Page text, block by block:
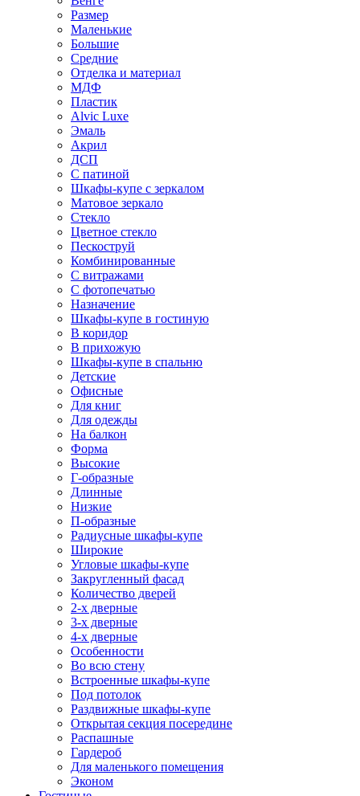
Размер
Маленькие
Большие
Средние
Отделка и материал
МДФ
Пластик
Alvic Luxe
Эмаль
Акрил
ДСП
С патиной
Шкафы-купе с зеркалом
Матовое зеркало
Стекло
Цветное стекло
Пескоструй
Комбинированные
С витражами
С фотопечатью
Назначение
Шкафы-купе в гостиную
В коридор
В прихожую
Шкафы-купе в спальню
Детские
Офисные
Для книг
Для одежды
На балкон
Форма
Высокие
Г-образные
Длинные
Низкие
П-образные
Радиусные шкафы-купе
Широкие
Угловые шкафы-купе
Закругленный фасад
Количество дверей
2-х дверные
3-х дверные
4-х дверные
Особенности
Во всю стену
Встроенные шкафы-купе
Под потолок
Раздвижные шкафы-купе
Открытая секция посередине
Распашные
Гардероб
Для маленького помещения
Эконом